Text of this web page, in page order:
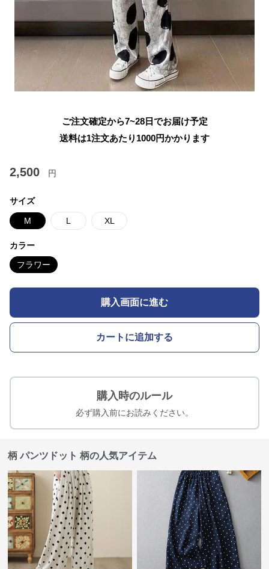
ご注文確定から7~28日でお届け予定
送料は1注文あたり 1000円かかります
2,500 円
サイズ
M L XL
カラー
フラワー
購入画面に進む
カートに追加する
購入時のルール
必ず購入前にお読みください。
柄 パンツドット 柄の人気アイテム